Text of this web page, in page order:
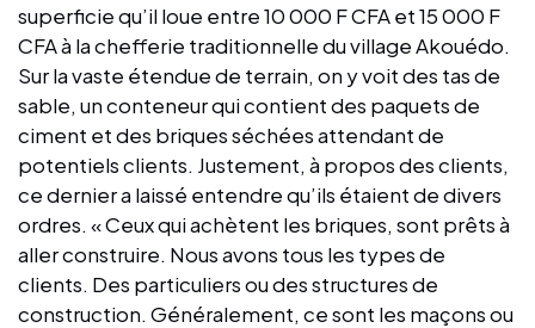
superficie qu’il loue entre 10 000 F CFA et 15 000 F
CFA à la chefferie traditionnelle du village Akouédo.
Sur la vaste étendue de terrain, on y voit des tas de
sable, un conteneur qui contient des paquets de
ciment et des briques séchées attendant de
potentiels clients. Justement, à propos des clients,
ce dernier a laissé entendre qu’ils étaient de divers
ordres. « Ceux qui achètent les briques, sont prêts à
aller construire. Nous avons tous les types de
clients. Des particuliers ou des structures de
construction. Généralement, ce sont les maçons ou